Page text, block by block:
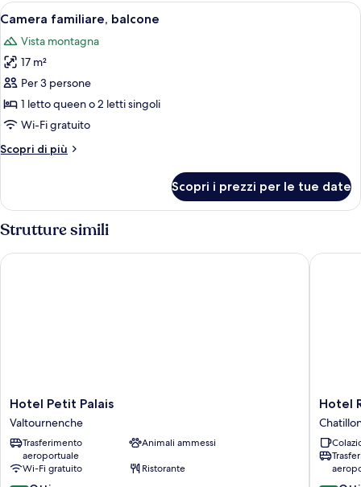
Apri
tutte
le
foto
per
Camera
familiare,
Un letto con lenzuola bianche e due
4
Camera familiare, balcone
Vista montagna
17 m²
Per 3 persone
1 letto queen o 2 letti singoli
Wi-Fi gratuito
Scopri di più
Altri
familiare,
balcone
Scopri i prezzi per le tue date
Strutture simili
Hotel
Petit
Palais
Valtournenche
Hotel Petit Palais
Valtournenche
Trasferimento
aeroportuale
Animali ammessi
Wi-Fi gratuito
Ristorante
Hotel Petit Palais
Hotel
Rendez
Vous
Chatillon
Hotel
Hotel